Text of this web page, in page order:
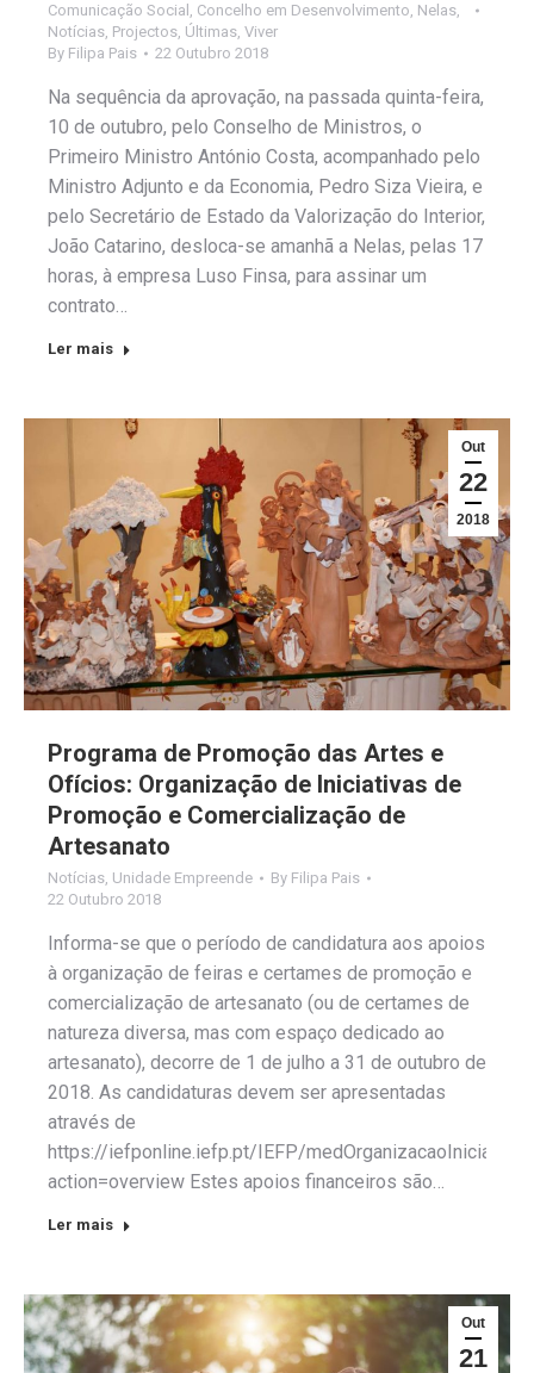
Comunicação Social , Concelho em Desenvolvimento, Nelas,
Notícias, Projectos, Últimas, Viver
By Filipa Pais 22 Outubro 2018
Na sequência da aprovação, na passada quinta-feira,
10 de outubro, pelo Conselho de Ministros, o
Primeiro Ministro António Costa, acompanhado pelo
Ministro Adjunto e da Economia, Pedro Siza Vieira, e
pelo Secretário de Estado da Valorização do Interior,
João Catarino, desloca-se amanhã a Nelas, pelas 17
horas, à empresa Luso Finsa, para assinar um
contrato…
Ler mais
Out
22
2018
Programa de Promoção das Artes e
Ofícios: Organização de Iniciativas de
Promoção e Comercialização de
Artesanato
Notícias Unidade Empreende By Filipa Pais
22 Outubro 2018
Informa-se que o período de candidatura aos apoios
à organização de feiras e certames de promoção e
comercialização de artesanato (ou de certames de
natureza diversa, mas com espaço dedicado ao
artesanato), decorre de 1 de julho a 31 de outubro de
2018. As candidaturas devem ser apresentadas
através de
https://iefponline.iefp.pt/IEFP/
action=overview Estes apoios financeiros são…
Ler mais
Out
21